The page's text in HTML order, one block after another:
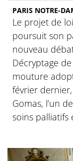
PARIS NOTRE-
Le projet de
poursuit son
nouveau
Décryptage
mouture
février
Gomas, l’un
soins palliatifs